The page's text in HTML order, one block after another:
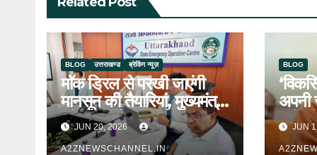
BLOG उत्तराखण्ड ब्रेकिंग न्यूज़
माॅक ड्रिल से परखी जाएंगी
मानसून की तैयारियां, मुख्यमंत्री
की घोषणा के क्रम में
यूएसडीएमए ने शुरू की तैयारी
JUN 20, 2026
A2ZNEWSCHANNEL.IN
BLOG
अपनी
यूपी-
JUN